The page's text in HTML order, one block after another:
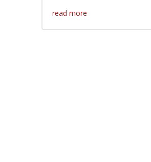
read more